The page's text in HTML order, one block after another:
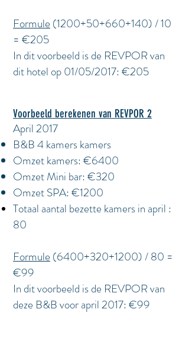
Formule (1200+50+660+140) / 10
= €205
In dit voorbeeld is de REVPOR van
dit hotel op 01/05/2017: €205
Voorbeeld berekenen van REVPOR 2
April 2017
B&B 4 kamers kamers
Omzet kamers: €6400
Omzet Mini bar: €320
Omzet SPA: €1200
Totaal aantal bezette kamers in april :
80
Formule (6400+320+1200) / 80 =
€99
In dit voorbeeld is de REVPOR van
deze B&B voor april 2017: €99